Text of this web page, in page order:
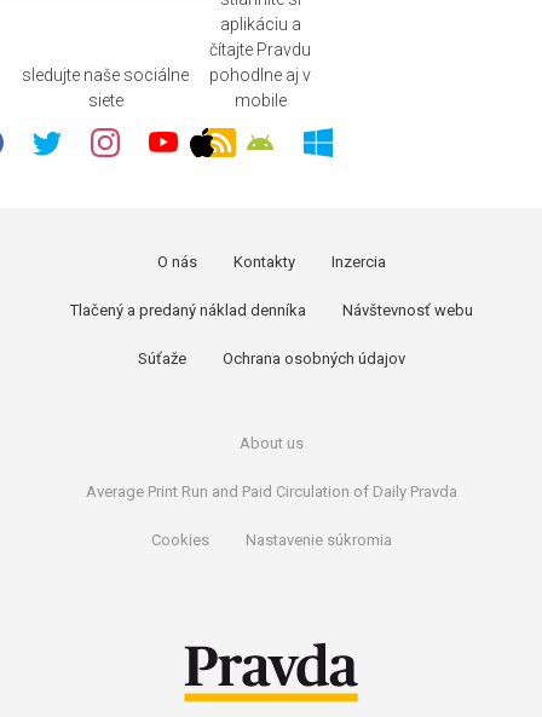
sledujte naše sociálne
siete
aplikáciu a
čítajte Pravdu
pohodlne aj v
mobile
O nás Kontakty Inzercia
Tlačený a predaný náklad denníka Návštevnosť webu
Súťaže Ochrana osobných údajov
About us
Average Print Run and Paid Circulation of Daily Pravda
Cookies Nastavenie súkromia